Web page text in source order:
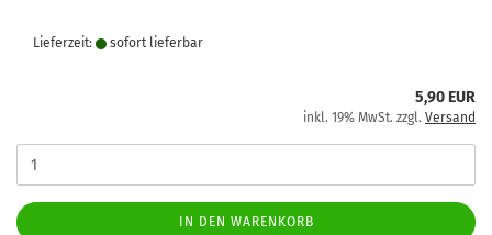
Lieferzeit: sofort lie­fer­bar
5,90 EUR
inkl. 19% MwSt. zzgl. Versand
IN DEN WARENKORB